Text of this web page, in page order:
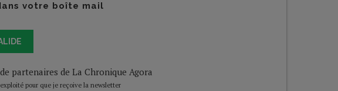
votre boîte mail
partenaires de La Chronique Agora
pour que je reçoive la newsletter